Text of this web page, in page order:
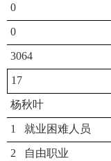
0
0
3064
17
杨秋叶
1 就业困难人员
2 自由职业